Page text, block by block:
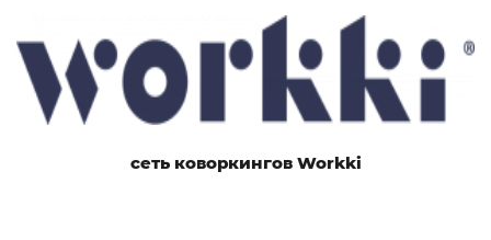
сеть коворкингов Workki